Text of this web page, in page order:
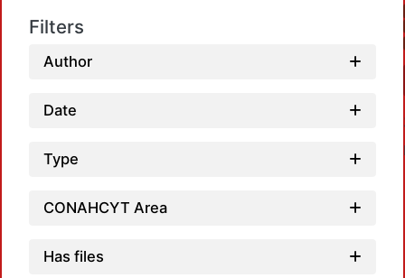
Filters
Author
Date
Type
CONAHCYT Area
Has files